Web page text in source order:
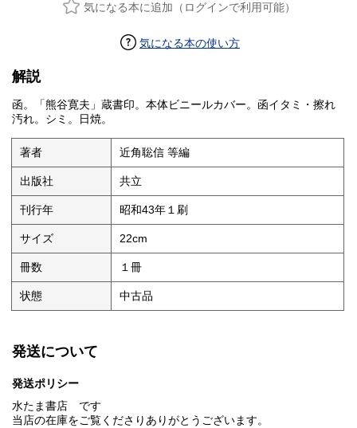
気になる本に追加（ログインで利用可能）
気になる本の使い方
解説
函。「熊谷寛夫」蔵書印。本体ビニールカバー。函イタミ・擦れ
汚れ。シミ。日焼。
著者 近角聡信 等編
出版社 共立
刊行年 昭和43年１刷
サイズ 22cm
冊数 １冊
状態 中古品
発送について
発送ポリシー
水たま書店 です
当店の在庫をご覧くださりありがとうございます。